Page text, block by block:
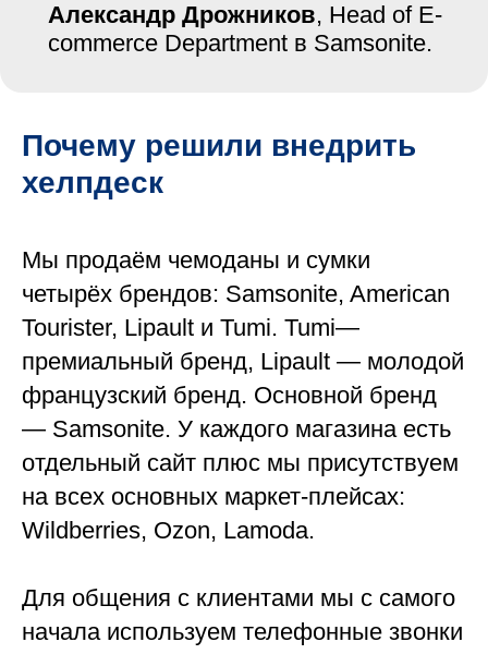
Александр Дрожников, Head of E-
commerce Department в Samsonite.
Почему решили внедрить
хелпдеск
Мы продаём чемоданы и сумки
четырёх брендов: Samsonite, American
Tourister, Lipault и Tumi. Tumi—
премиальный бренд, Lipault — молодой
французский бренд. Основной бренд
— Samsonite. У каждого магазина есть
отдельный сайт плюс мы присутствуем
на всех основных маркет-плейсах:
Wildberries, Ozon, Lamoda.
Для общения с клиентами мы с самого
начала используем телефонные звонки